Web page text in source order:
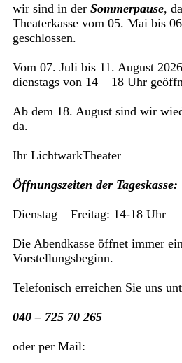
wir sind in derSommerpause,
Theaterkasse vom 05. Mai bis
geschlossen.
Vom 07. Juli bis 11. August
dienstags von 14 – 18 Uhr
Ab dem 18. August sind wir
da.
Ihr LichtwarkTheater
Öffnungszeiten der Tageskasse:
Dienstag – Freitag: 14-18 Uhr
Die Abendkasse öffnet immer
Vorstellungsbeginn.
Telefonisch erreichen Sie uns
040 – 725 70 265
oder per Mail: